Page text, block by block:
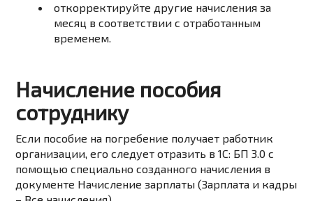
откорректируйте другие начисления за
месяц в соответствии с отработанным
временем.
Начисление пособия
сотруднику
Если пособие на погребение получает работник
организации, его следует отразить в 1С: БП 3.0 с
помощью специально созданного начисления в
документе Начисление зарплаты (Зарплата и кадры